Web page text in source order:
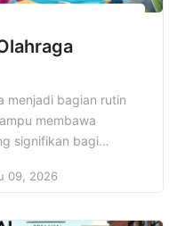
menjadi bagian rutin
membawa
signifikan bagi
dibuktikan melalui
banyak orang dari
09, 2026